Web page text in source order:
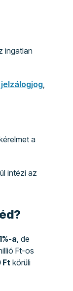
ingatlan
jelzálogjog,
a
intézi az
a, de
Ft-os
Ft körüli